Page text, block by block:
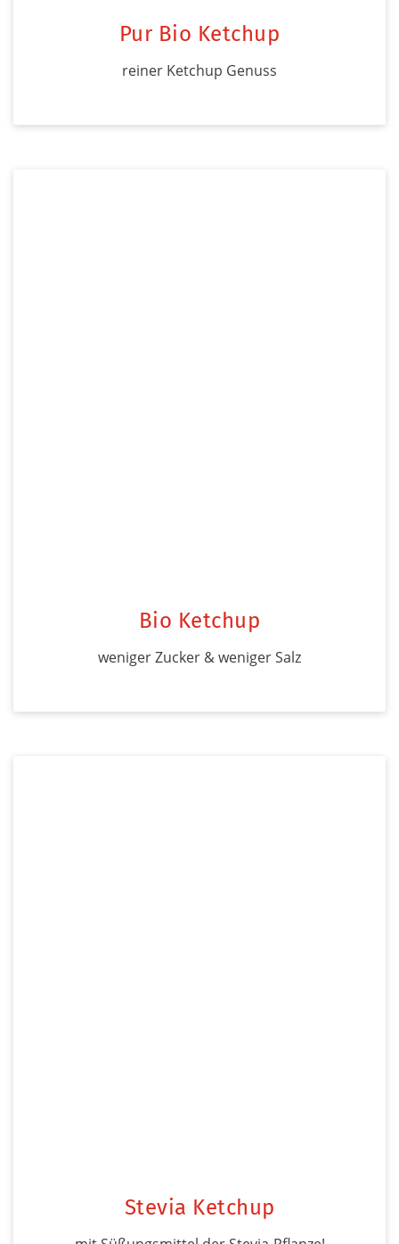
Pur Bio Ketchup
reiner Ketchup Genuss
Bio Ketchup
weniger Zucker & weniger Salz
Stevia Ketchup